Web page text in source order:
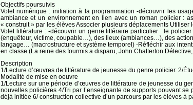
Objectifs poursuivis
Volet numérique : initiation à la programmation -découvrir les
ambiance et un environnement en lien avec un roman policier :
« construit » par les élèves Associer plusieurs déplacements
Volet littérature : -découvrir un genre littéraire particulier : le
(enquêteur, victime, coupable…), des lieux (ambiances…), des
langage… (macrostructure et système temporel) -Réfléchir aux
en classe (La reine des fourmis a disparu, John Chatterton
Description
1/Lecture d’œuvres de littérature de jeunesse du genre policier. 2/
Modalité de mise en oeuvre
1/Lecture sur une période d’œuvres de littérature de jeunesse du
nouvelles policières 4/Tri par l’enseignante de supports pouvant
déjà initiée 6/ construction collective d’un parcours par les élèves à